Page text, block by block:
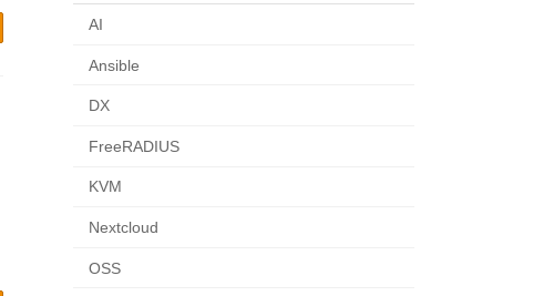
AI
Ansible
DX
FreeRADIUS
KVM
Nextcloud
OSS